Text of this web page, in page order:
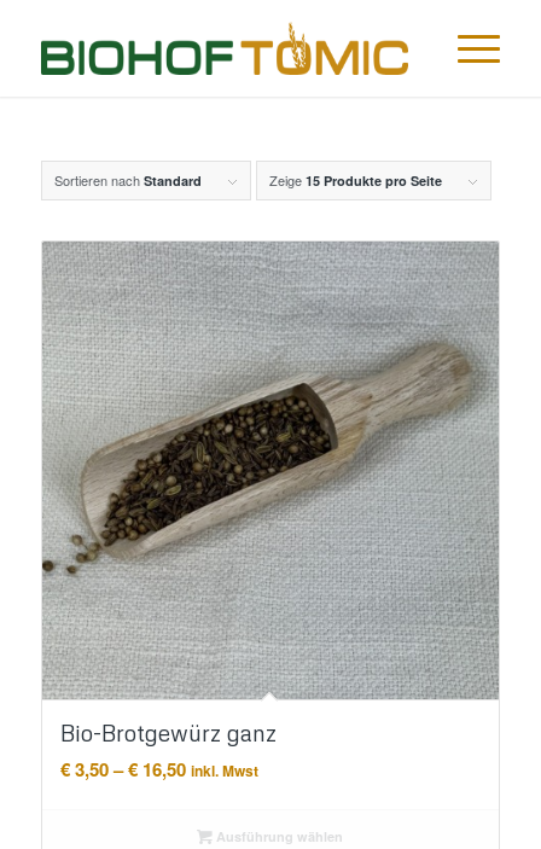
Sortieren nach Standard Zeige 15 Produkte pro Seite
Bio-Brotgewürz ganz
€3,50–€16,50Preisspanne:
inkl. Mwst
Ausführung wählen